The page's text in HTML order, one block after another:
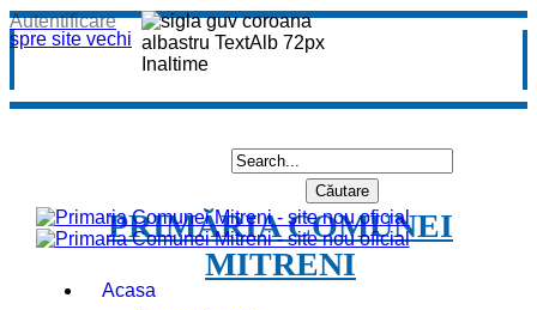
spre site vechi
Autentificare
PRIMĂRIA COMUNEI
MITRENI
Acasa